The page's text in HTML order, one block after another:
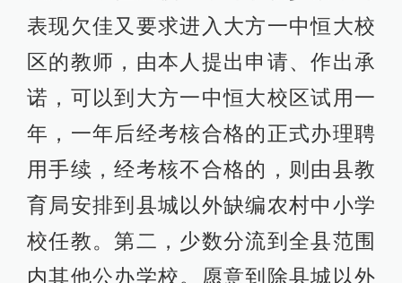
表现欠佳又要求进入大方一中恒大校
区的教师，由本人提出申请、作出承
诺，可以到大方一中恒大校区试用一
年，一年后经考核合格的正式办理聘
用手续，经考核不合格的，则由县教
育局安排到县城以外缺编农村中小学
校任教。第二，少数分流到全县范围
内其他公办学校。愿意到除县城以外